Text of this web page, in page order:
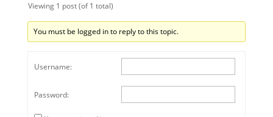
Viewing 1 post (of 1 total)
You must be logged in to reply to this topic.
Username:
Password: